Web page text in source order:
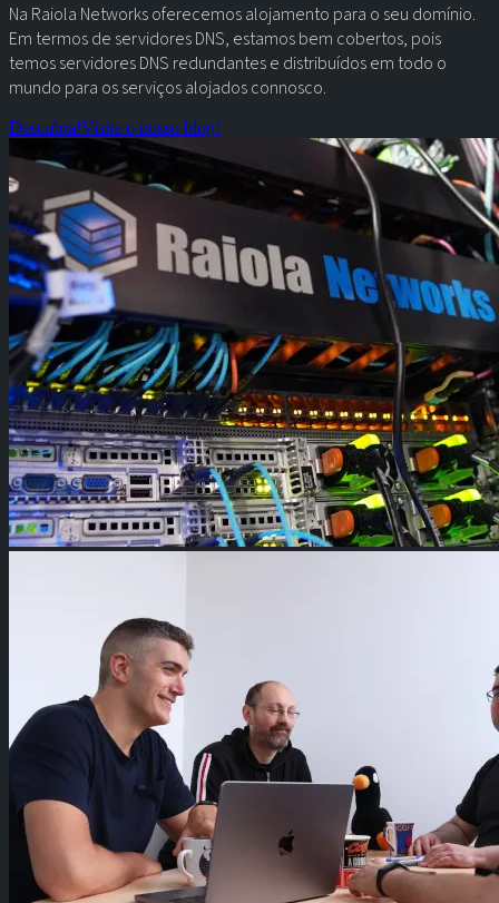
Na Raiola Networks oferecemos alojamento para o seu domínio.
Em termos de servidores DNS, estamos bem cobertos, pois
temos servidores DNS redundantes e distribuídos em todo o
mundo para os serviços alojados connosco.
Descubra!Visite o nosso blog!